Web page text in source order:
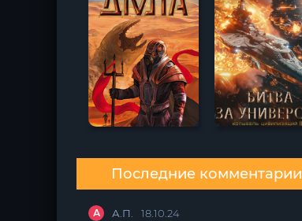
Последние комментарии
А А.П. 18.10.24